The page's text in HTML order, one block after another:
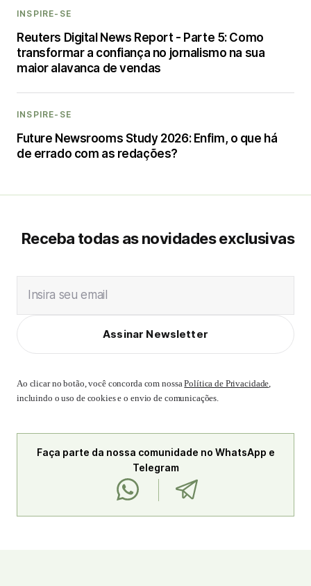
INSPIRE-SE
Reuters Digital News Report - Parte 5: Como
transformar a confiança no jornalismo na sua
maior alavanca de vendas
INSPIRE-SE
Future Newsrooms Study 2026: Enfim, o que há
de errado com as redações?
Receba todas as novidades exclusivas
Insira seu email
Assinar Newsletter
Ao clicar no botão, você concorda com nossaPolítica de Privacidade,
incluindo o uso de cookies e o envio de comunicações.
Faça parte da nossa comunidade no WhatsApp e
Telegram